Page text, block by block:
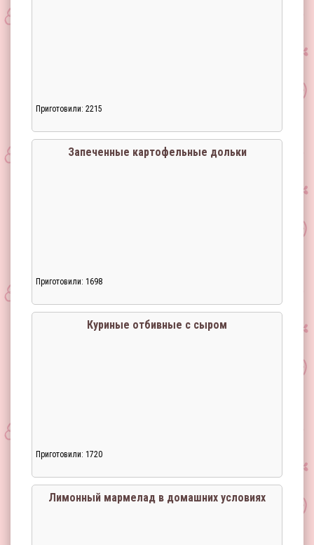
Приготовили: 2215
Запеченные картофельные дольки
Приготовили: 1698
Куриные отбивные с сыром
Приготовили: 1720
Лимонный мармелад в домашних условиях